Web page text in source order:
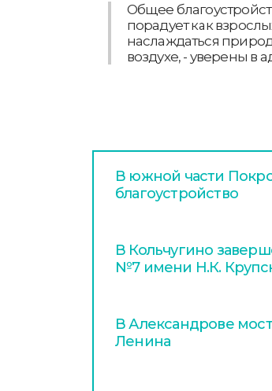
Общее
порадует как
наслаждаться
воздухе, - уверены в
В южной части
благоустройство
В Кольчугино
№7 имени Н.К.
В Александрове
Ленина